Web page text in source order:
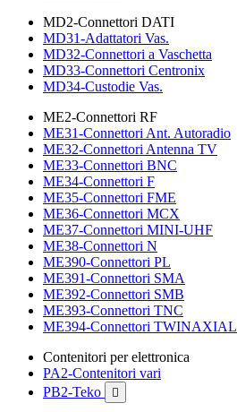
MD2-Connettori DATI
MD31-Adattatori Vas.
MD32-Connettori a Vaschetta
MD33-Connettori Centronix
MD34-Custodie Vas.
ME2-Connettori RF
ME31-Connettori Ant. Autoradio
ME32-Connettori Antenna TV
ME33-Connettori BNC
ME34-Connettori F
ME35-Connettori FME
ME36-Connettori MCX
ME37-Connettori MINI-UHF
ME38-Connettori N
ME390-Connettori PL
ME391-Connettori SMA
ME392-Connettori SMB
ME393-Connettori TNC
ME394-Connettori TWINAXIAL
Contenitori per elettronica
PA2-Contenitori vari
PB2-Teko
